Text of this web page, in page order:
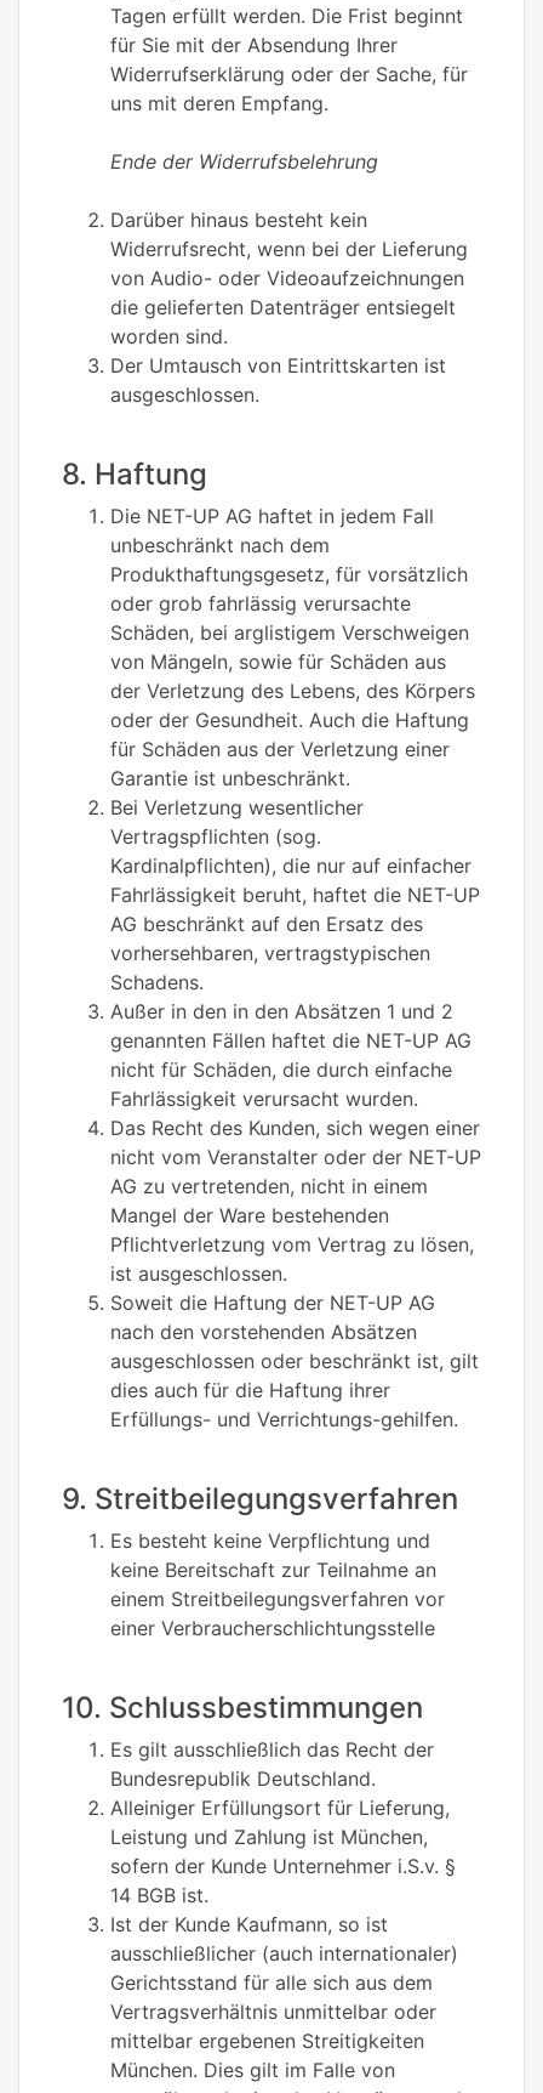
Tagen erfüllt werden. Die Frist beginnt
für Sie mit der Absendung Ihrer
Widerrufserklärung oder der Sache, für
uns mit deren Empfang.
Ende der Widerrufsbelehrung
Darüber hinaus besteht kein
Widerrufsrecht, wenn bei der Lieferung
von Audio- oder Videoaufzeichnungen
die gelieferten Datenträger entsiegelt
worden sind.
Der Umtausch von Eintrittskarten ist
ausgeschlossen.
8. Haftung
Die NET-UP AG haftet in jedem Fall
unbeschränkt nach dem
Produkthaftungsgesetz, für vorsätzlich
oder grob fahrlässig verursachte
Schäden, bei arglistigem Verschweigen
von Mängeln, sowie für Schäden aus
der Verletzung des Lebens, des Körpers
oder der Gesundheit. Auch die Haftung
für Schäden aus der Verletzung einer
Garantie ist unbeschränkt.
Bei Verletzung wesentlicher
Vertragspflichten (sog.
Kardinalpflichten), die nur auf einfacher
Fahrlässigkeit beruht, haftet die NET-UP
AG beschränkt auf den Ersatz des
vorhersehbaren, vertragstypischen
Schadens.
Außer in den in den Absätzen 1 und 2
genannten Fällen haftet die NET-UP AG
nicht für Schäden, die durch einfache
Fahrlässigkeit verursacht wurden.
Das Recht des Kunden, sich wegen einer
nicht vom Veranstalter oder der NET-UP
AG zu vertretenden, nicht in einem
Mangel der Ware bestehenden
Pflichtverletzung vom Vertrag zu lösen,
ist ausgeschlossen.
Soweit die Haftung der NET-UP AG
nach den vorstehenden Absätzen
ausgeschlossen oder beschränkt ist, gilt
dies auch für die Haftung ihrer
Erfüllungs- und Verrichtungs-gehilfen.
9. Streitbeilegungsverfahren
Es besteht keine Verpflichtung und
keine Bereitschaft zur Teilnahme an
einem Streitbeilegungsverfahren vor
einer Verbraucherschlichtungsstelle
10. Schlussbestimmungen
Es gilt ausschließlich das Recht der
Bundesrepublik Deutschland.
Alleiniger Erfüllungsort für Lieferung,
Leistung und Zahlung ist München,
sofern der Kunde Unternehmer i.S.v. §
14 BGB ist.
Ist der Kunde Kaufmann, so ist
ausschließlicher (auch internationaler)
Gerichtsstand für alle sich aus dem
Vertragsverhältnis unmittelbar oder
mittelbar ergebenen Streitigkeiten
München. Dies gilt im Falle von